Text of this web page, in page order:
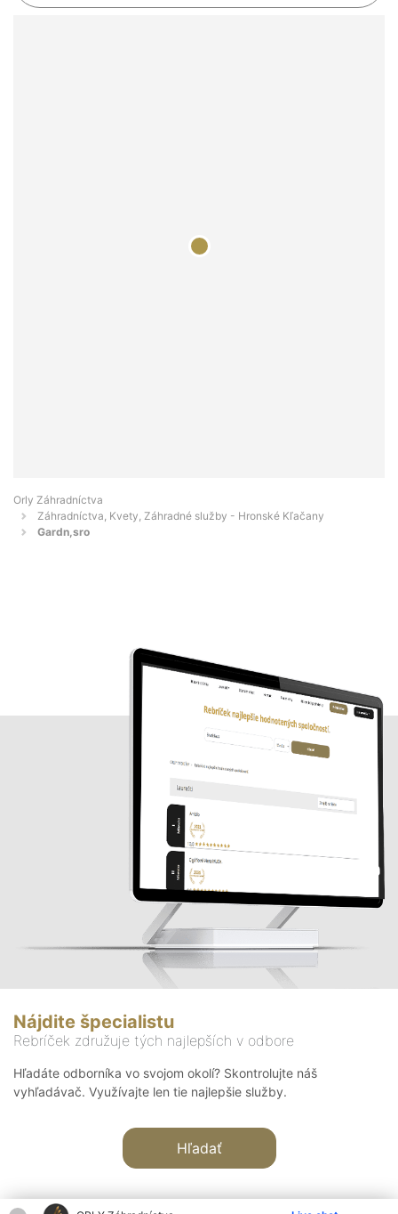
Orly Záhradníctva
Záhradníctva, Kvety, Záhradné služby - Hronské Kľačany
Gardn,sro
Nájdite špecialistu
Rebríček združuje tých najlepších v odbore
Hľadáte odborníka vo svojom okolí? Skontrolujte náš
vyhľadávač. Využívajte len tie najlepšie služby.
Hľadať